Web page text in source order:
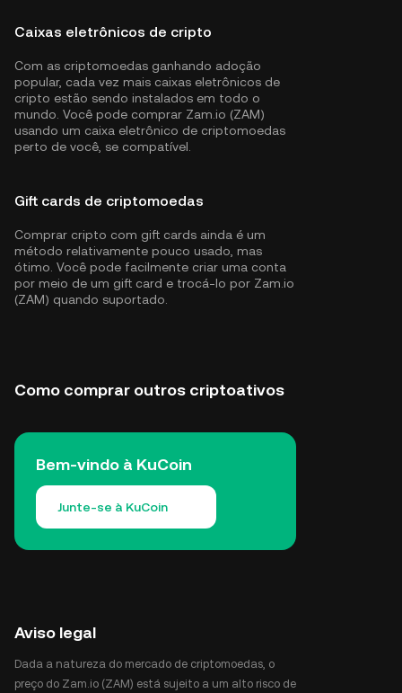
Caixas eletrônicos de cripto
Com as criptomoedas ganhando adoção
popular, cada vez mais caixas eletrônicos de
cripto estão sendo instalados em todo o
mundo. Você pode comprar Zam.io (ZAM)
usando um caixa eletrônico de criptomoedas
perto de você, se compatível.
Gift cards de criptomoedas
Comprar cripto com gift cards ainda é um
método relativamente pouco usado, mas
ótimo. Você pode facilmente criar uma conta
por meio de um gift card e trocá-lo por Zam.io
(ZAM) quando suportado.
Como comprar outros criptoativos
Bem-vindo à KuCoin
Junte-se à KuCoin
Aviso legal
Dada a natureza do mercado de criptomoedas, o
preço do Zam.io (ZAM) está sujeito a um alto risco de